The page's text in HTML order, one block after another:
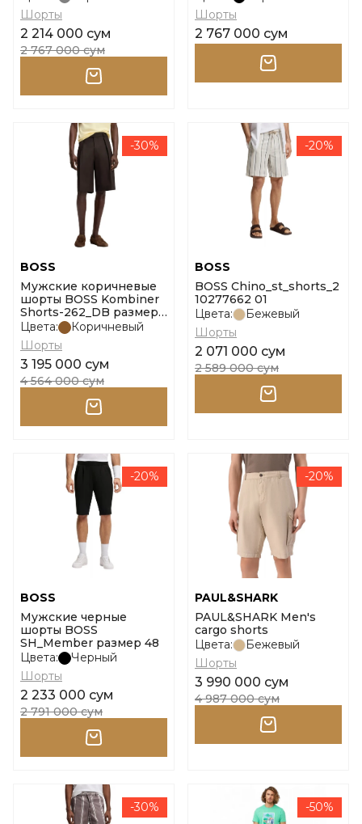
Шорты
2 214 000 сум
2 767 000 сум
Шорты
2 767 000 сум
-30%
BOSS
Мужские коричневые
шорты BOSS Kombiner
Shorts-262_DB размер
50
Цвета:
Коричневый
Шорты
3 195 000 сум
4 564 000 сум
-20%
BOSS
BOSS Chino_st_shorts_2
10277662 01
Цвета:
Бежевый
Шорты
2 071 000 сум
2 589 000 сум
-20%
BOSS
Мужские черные
шорты BOSS
SH_Member размер 48
Цвета:
Черный
Шорты
2 233 000 сум
2 791 000 сум
-20%
PAUL&SHARK
PAUL&SHARK Men's
cargo shorts
Цвета:
Бежевый
Шорты
3 990 000 сум
4 987 000 сум
-30% -50%